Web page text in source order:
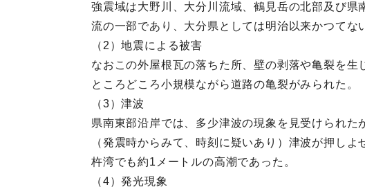
強震域は大野川、大分川流域、鶴見岳の北部及び
流の一部であり、大分県としては明治以来かつてな
（2）地震による被害
なおこの外屋根瓦の落ちた所、壁の剥落や亀裂を
ところどころ小規模ながら道路の亀裂がみられた。
（3）津波
県南東部沿岸では、多少津波の現象を見受けられ
（発震時からみて、時刻に疑いあり）津波が押し
杵湾でも約1メートルの高潮であった。
（4）発光現象